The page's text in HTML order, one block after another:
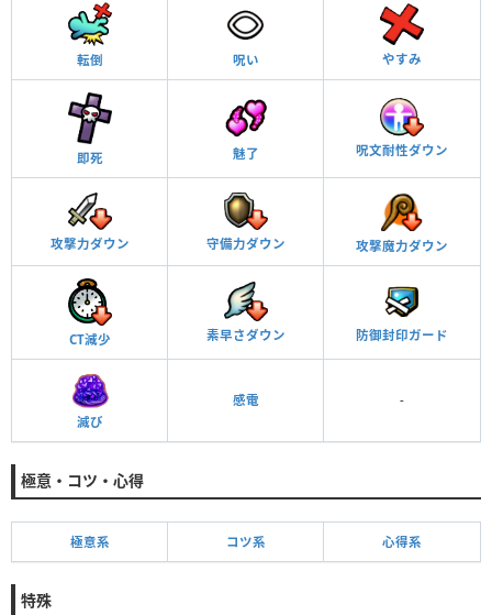
転倒 呪い やすみ
即死 魅了 呪文耐性ダウン
攻撃力ダウン 守備力ダウン 攻撃魔力ダウン
CT減少 素早さダウン 防御封印ガード
滅び
感電 -
極意・コツ・心得
極意系 コツ系 心得系
特殊